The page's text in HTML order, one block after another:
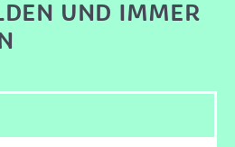
UND IMMER